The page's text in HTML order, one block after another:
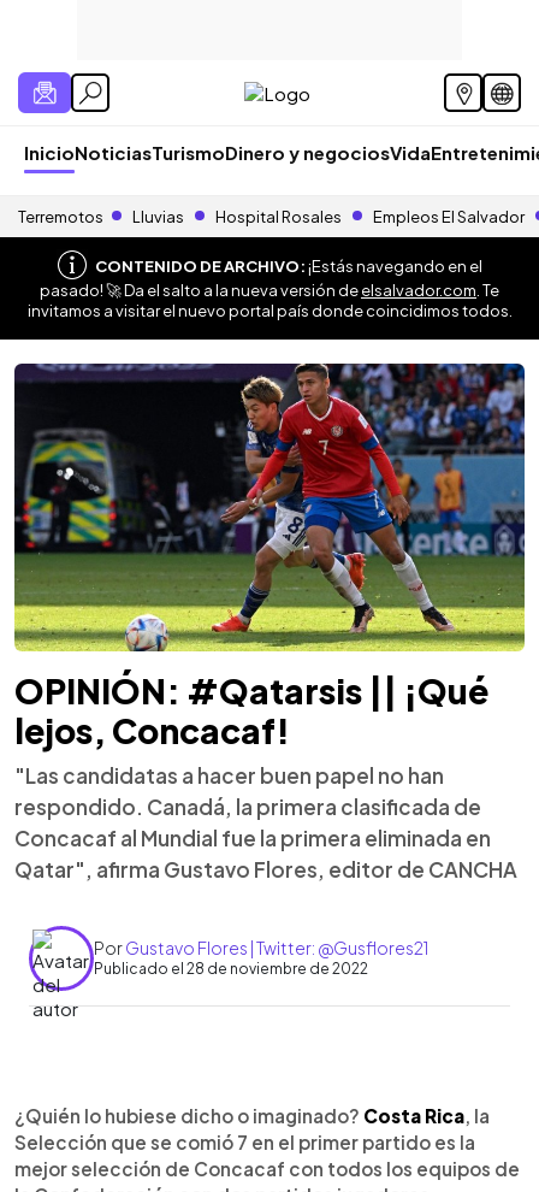
InicioNoticiasTurismoDinero y negociosVida
Terremotos Lluvias Hospital Rosales Empleos El Salvador
CONTENIDO DE ARCHIVO:¡Estás navegando en el
pasado! 🚀 Da el salto a la nueva versión deelsalvador.com . Te
invitamos a visitar el nuevo portal país donde coincidimos todos.
OPINIÓN: #Qatarsis || ¡Qué
lejos, Concacaf!
"Las candidatas a hacer buen papel no han
respondido. Canadá, la primera clasificada de
Concacaf al Mundial fue la primera eliminada en
Qatar", afirma Gustavo Flores, editor de CANCHA
PorGustavo Flores | Twitter: @Gusflores21
Publicado el 28 de noviembre de 2022
► Escuchar artículo
¿Quién lo hubiese dicho o imaginado? Costa Rica , la
Selección que se comió 7 en el primer partido es la
mejor selección de Concacaf con todos los equipos de